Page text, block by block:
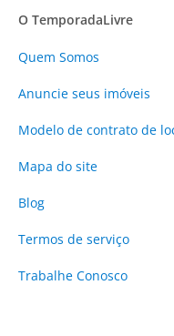
O TemporadaLivre
Quem Somos
Anuncie seus imóveis
Modelo de contrato de
Mapa do site
Blog
Termos de serviço
Trabalhe Conosco